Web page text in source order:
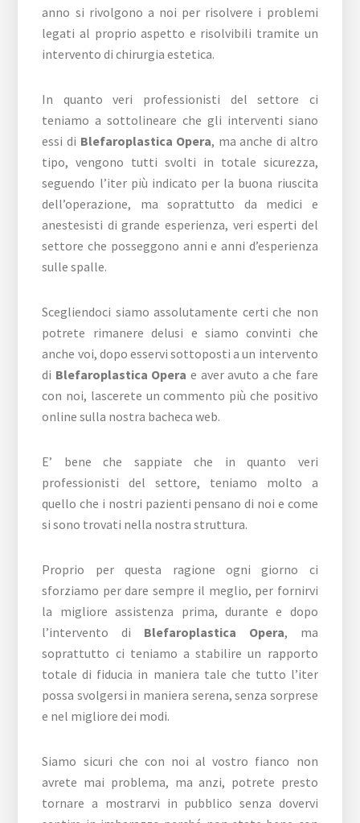
anno si rivolgono a noi per risolvere i problemi
legati al proprio aspetto e risolvibili tramite un
intervento di chirurgia estetica.
In quanto veri professionisti del settore ci
teniamo a sottolineare che gli interventi siano
essi di Blefaroplastica Opera, ma anche di altro
tipo, vengono tutti svolti in totale sicurezza,
seguendo l’iter più indicato per la buona riuscita
dell’operazione, ma soprattutto da medici e
anestesisti di grande esperienza, veri esperti del
settore che posseggono anni e anni d’esperienza
sulle spalle.
Scegliendoci siamo assolutamente certi che non
potrete rimanere delusi e siamo convinti che
anche voi, dopo esservi sottoposti a un intervento
di Blefaroplastica Opera e aver avuto a che fare
con noi, lascerete un commento più che positivo
online sulla nostra bacheca web.
E’ bene che sappiate che in quanto veri
professionisti del settore, teniamo molto a
quello che i nostri pazienti pensano di noi e come
si sono trovati nella nostra struttura.
Proprio per questa ragione ogni giorno ci
sforziamo per dare sempre il meglio, per fornirvi
la migliore assistenza prima, durante e dopo
l’intervento di Blefaroplastica Opera, ma
soprattutto ci teniamo a stabilire un rapporto
totale di fiducia in maniera tale che tutto l’iter
possa svolgersi in maniera serena, senza sorprese
e nel migliore dei modi.
Siamo sicuri che con noi al vostro fianco non
avrete mai problema, ma anzi, potrete presto
tornare a mostrarvi in pubblico senza dovervi